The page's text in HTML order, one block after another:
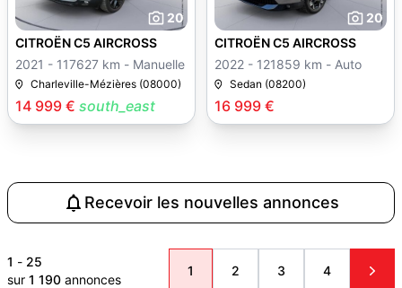
20
14 999 € south_east
CITROËN C5 AIRCROSS
2021 - 117627 km - Manuelle
Charleville-Mézières (08000)
20
16 999 €
CITROËN C5 AIRCROSS
2022 - 121859 km - Auto
Sedan (08200)
Recevoir les nouvelles annonces
1 - 25
sur 1 190 annonces
1 2 3 4